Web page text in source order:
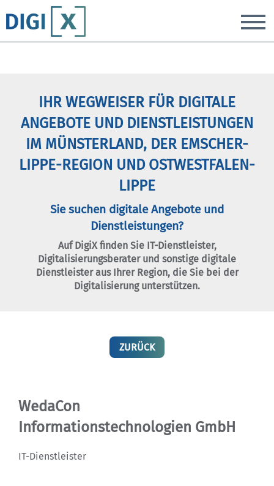
IHR WEGWEISER FÜR DIGITALE
ANGEBOTE UND DIENSTLEISTUNGEN
IM MÜNSTERLAND, DER EMSCHER-
LIPPE-REGION UND OSTWESTFALEN-
LIPPE
Sie suchen digitale Angebote und
Dienstleistungen?
Auf DigiX finden Sie IT-Dienstleister,
Digitalisierungsberater und sonstige digitale
Dienstleister aus Ihrer Region, die Sie bei der
Digitalisierung unterstützen.
ZURÜCK
WedaCon
Informationstechnologien GmbH
IT-Dienstleister